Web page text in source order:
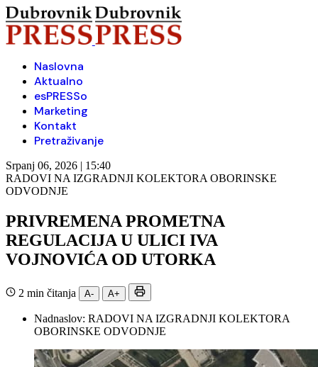
Naslovna
Aktualno
esPRESSo
Marketing
Kontakt
Pretraživanje
Srpanj 06, 2026 | 15:40
RADOVI NA IZGRADNJI KOLEKTORA OBORINSKE
ODVODNJE
PRIVREMENA PROMETNA
REGULACIJA U ULICI IVA
VOJNOVIĆA OD UTORKA
2 min čitanja A- A+
Nadnaslov: RADOVI NA IZGRADNJI KOLEKTORA
OBORINSKE ODVODNJE